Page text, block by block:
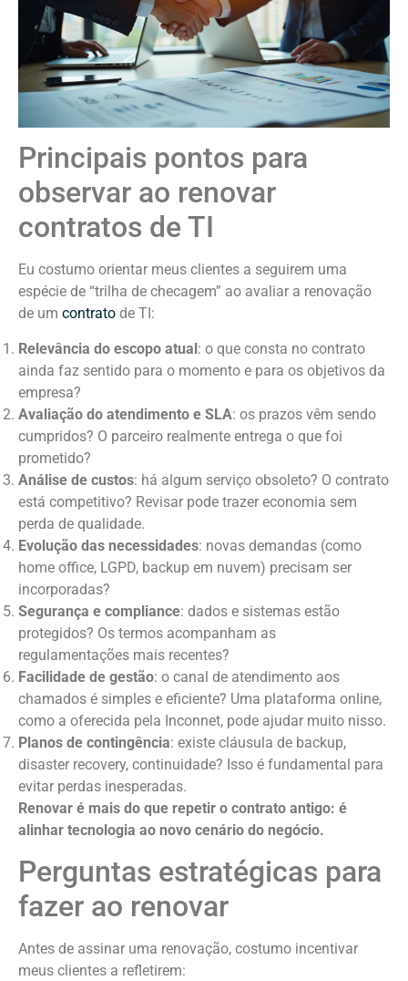
Principais pontos para
observar ao renovar
contratos de TI
Eu costumo orientar meus clientes a seguirem uma
espécie de “trilha de checagem” ao avaliar a renovação
de um contrato de TI:
Relevância do escopo atual: o que consta no contrato
ainda faz sentido para o momento e para os objetivos da
empresa?
Avaliação do atendimento e SLA: os prazos vêm sendo
cumpridos? O parceiro realmente entrega o que foi
prometido?
Análise de custos: há algum serviço obsoleto? O contrato
está competitivo? Revisar pode trazer economia sem
perda de qualidade.
Evolução das necessidades: novas demandas (como
home office, LGPD, backup em nuvem) precisam ser
incorporadas?
Segurança e compliance: dados e sistemas estão
protegidos? Os termos acompanham as
regulamentações mais recentes?
Facilidade de gestão: o canal de atendimento aos
chamados é simples e eficiente? Uma plataforma online,
como a oferecida pela Inconnet, pode ajudar muito nisso.
Planos de contingência: existe cláusula de backup,
disaster recovery, continuidade? Isso é fundamental para
evitar perdas inesperadas.
Renovar é mais do que repetir o contrato antigo: é
alinhar tecnologia ao novo cenário do negócio.
Perguntas estratégicas para
fazer ao renovar
Antes de assinar uma renovação, costumo incentivar
meus clientes a refletirem: